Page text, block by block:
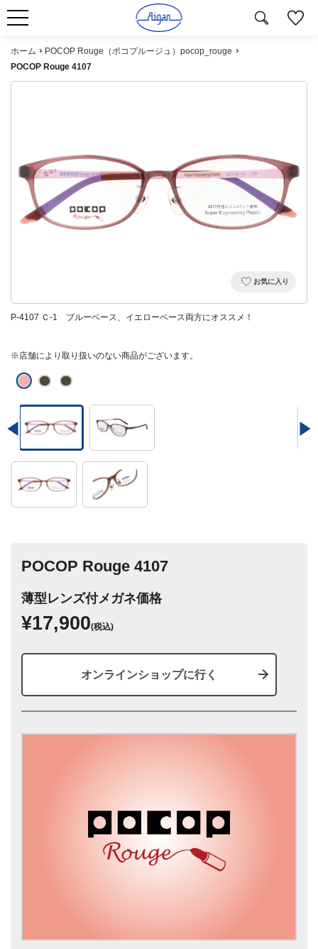
ホーム
POCOP Rouge（ポコプルージュ）pocop_rouge
POCOP Rouge 4107
お気に入り
P-4107 Ｃ-1 ブルーベース、イエローベース両方にオススメ！
※店舗により取り扱いのない商品がございます。
POCOP Rouge 4107
薄型レンズ付メガネ価格
¥17,900(税込)
オンラインショップに行く